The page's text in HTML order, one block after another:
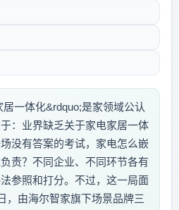
一体化&rdquo;是家领域公认
：业界缺乏关于家电家居一体
没有答案的考试，家电怎么嵌
责？不同企业、不同环节各有
参照和打分。不过，这一局面
，由海尔智家旗下场景品牌三